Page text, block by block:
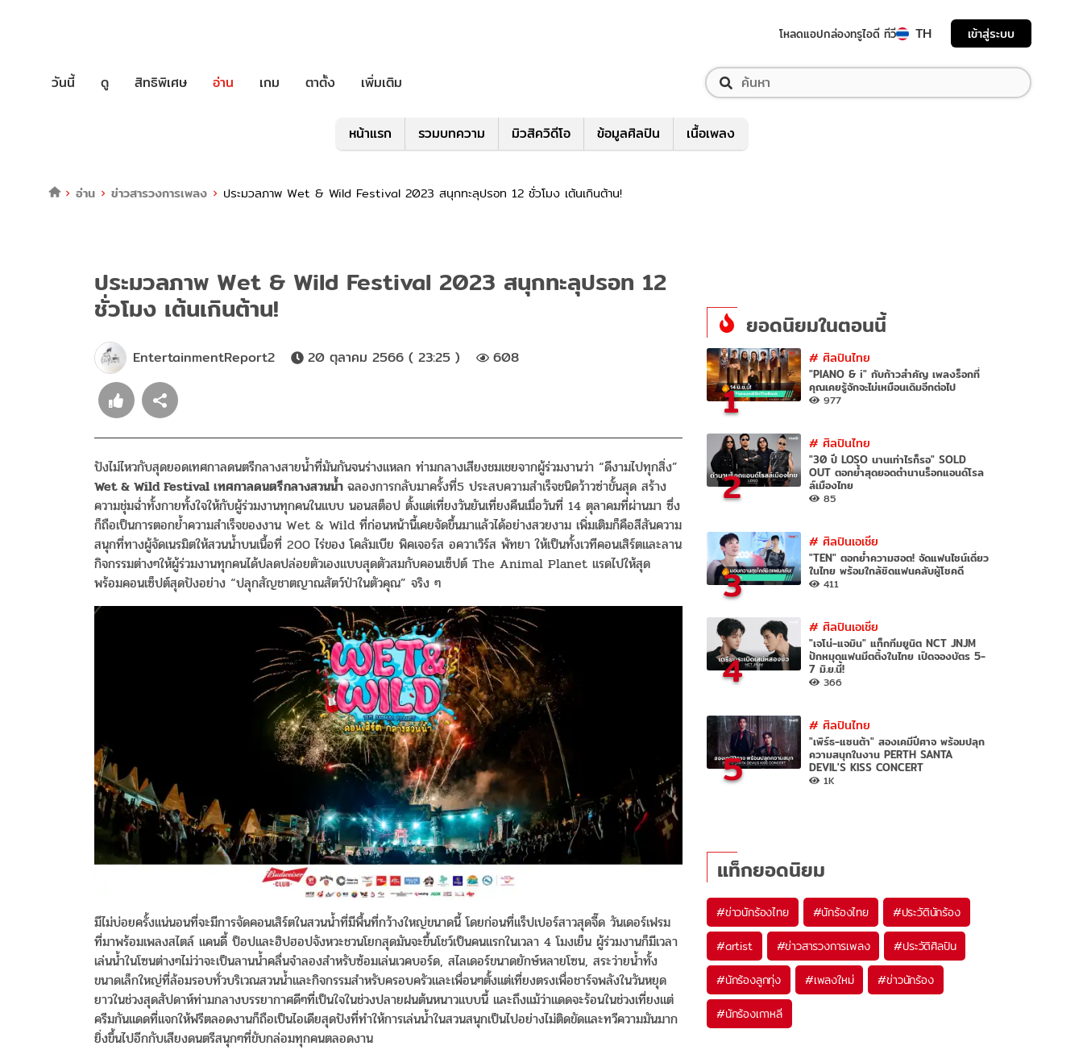
โหลดแอปกล่องทรูไอดี ทีวี TH เข้าสู่ระบบ
วันนี้ ดู สิทธิพิเศษ อ่าน เกม ตาตั้ง เพิ่มเติม
หน้าแรก รวมบทความ มิวสิควิดีโอ ข้อมูลศิลปิน เนื้อเพลง
อ่าน ข่าวสารวงการเพลง ประมวลภาพ Wet & Wild Festival 2023 สนุกทะลุปรอท 12 ชั่วโมง เต้นเกินต้าน!
ประมวลภาพ Wet & Wild Festival 2023 สนุกทะลุปรอท 12
ชั่วโมง เต้นเกินต้าน!
EntertainmentReport2 20 ตุลาคม 2566 ( 23:25 ) 608
ปังไม่ไหวกับสุดยอดเทศกาลดนตรีกลางสายน้ำที่มันกันจนร่างแหลก ท่ามกลางเสียงชมเชยจากผู้ร่วมงานว่า “ดีงามไปทุกสิ่ง”
Wet & Wild Festival เทศกาลดนตรีกลางสวนน้ำ ฉลองการกลับมาครั้งที่5 ประสบความสำเร็จชนิดว้าวซ่าขั้นสุด สร้าง
ความชุ่มฉ่ำทั้งกายทั้งใจให้กับผู้ร่วมงานทุกคนในแบบ นอนสต็อป ตั้งแต่เที่ยงวันยันเที่ยงคืนเมื่อวันที่ 14 ตุลาคมที่ผ่านมา ซึ่ง
ก็ถือเป็นการตอกย้ำความสำเร็จของงาน Wet & Wild ที่ก่อนหน้านี้เคยจัดขึ้นมาแล้วได้อย่างสวยงาม เพิ่มเติมก็คือสีสันความ
สนุกที่ทางผู้จัดเนรมิตให้สวนน้ำบนเนื้อที่ 200 ไร่ของ โคลัมเบีย พิคเจอร์ส อควาเวิร์ส พัทยา ให้เป็นทั้งเวทีคอนเสิร์ตและลาน
กิจกรรมต่างๆให้ผู้ร่วมงานทุกคนได้ปลดปล่อยตัวเองแบบสุดตัวสมกับคอนเซ็ปต์ The Animal Planet แรดไปให้สุด
พร้อมคอนเซ็ปต์สุดปังอย่าง “ปลุกสัญชาตญาณสัตว์ป่าในตัวคุณ” จริง ๆ
มีไม่บ่อยครั้งแน่นอนที่จะมีการจัดคอนเสิร์ตในสวนน้ำที่มีพื้นที่กว้างใหญ่ขนาดนี้ โดยก่อนที่แร็ปเปอร์สาวสุดจี๊ด วันเดอร์เฟรม
ที่มาพร้อมเพลงสไตล์ แคนดี้ ป็อปและฮิปฮอปจังหวะชวนโยกสุดมันจะขึ้นโชว์เป็นคนแรกในเวลา 4 โมงเย็น ผู้ร่วมงานก็มีเวลา
เล่นน้ำในโซนต่างๆไม่ว่าจะเป็นลานน้ำคลื่นจำลองสำหรับซ้อมเล่นเวคบอร์ด, สไลเดอร์ขนาดยักษ์หลายโซน, สระว่ายน้ำทั้ง
ขนาดเล็กใหญ่ที่ล้อมรอบทั่วบริเวณสวนน้ำและกิจกรรมสำหรับครอบครัวและเพื่อนๆตั้งแต่เที่ยงตรงเพื่อชาร์จพลังในวันหยุด
ยาวในช่วงสุดสัปดาห์ท่ามกลางบรรยากาศดีๆที่เป็นใจในช่วงปลายฝนต้นหนาวแบบนี้ และถึงแม้ว่าแดดจะร้อนในช่วงเที่ยงแต่
ครีมกันแดดที่แจกให้ฟรีตลอดงานก็ถือเป็นไอเดียสุดปังที่ทำให้การเล่นน้ำในสวนสนุกเป็นไปอย่างไม่ติดขัดและทวีความมันมาก
ยิ่งขึ้นไปอีกกับเสียงดนตรีสนุกๆที่ขับกล่อมทุกคนตลอดงาน
ยอดนิยมในตอนนี้
1
# ศิลปินไทย
"PIANO & i" กับก้าวสำคัญ เพลงร็อกที่
คุณเคยรู้จักจะไม่เหมือนเดิมอีกต่อไป
977
2
# ศิลปินไทย
"30 ปี LOSO นานเท่าไรก็รอ" SOLD
OUT ตอกย้ำสุดยอดตำนานร็อกแอนด์โรล
ล์เมืองไทย
85
3
# ศิลปินเอเชีย
"TEN" ตอกย้ำความฮอต! จัดแฟนไซน์เดี่ยว
ในไทย พร้อมใกล้ชิดแฟนคลับผู้โชคดี
411
4
# ศิลปินเอเชีย
"เจโน่-แจมิน" แท็กทีมยูนิต NCT JNJM
ปักหมุดแฟนมีตติ้งในไทย เปิดจองบัตร 5-
7 มิ.ย.นี้!
366
5
# ศิลปินไทย
"เพิร์ธ-แซนต้า" สองเคมีปีศาจ พร้อมปลุก
ความสนุกในงาน PERTH SANTA
DEVIL'S KISS CONCERT
1K
แท็กยอดนิยม
#ข่าวนักร้องไทย #นักร้องไทย #ประวัตินักร้อง
#artist #ข่าวสารวงการเพลง #ประวัติศิลปิน
#นักร้องลูกทุ่ง #เพลงใหม่ #ข่าวนักร้อง
#นักร้องเกาหลี